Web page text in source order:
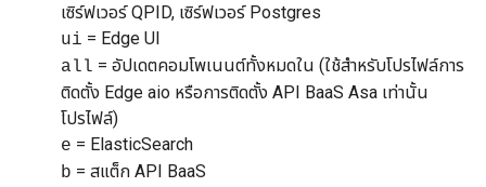
เซิร์ฟเวอร์ QPID, เซิร์ฟเวอร์ Postgres
ui = Edge UI
all = อัปเดตคอมโพเนนต์ทั้งหมดใน (ใช้สำหรับโปรไฟล์การ
ติดตั้ง Edge aio หรือการติดตั้ง API BaaS Asa เท่านั้น
โปรไฟล์)
e = ElasticSearch
b = สแต็ก API BaaS